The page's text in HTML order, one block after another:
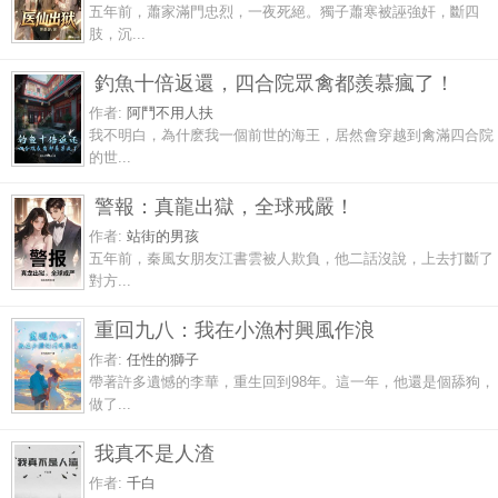
五年前，蕭家滿門忠烈，一夜死絕。獨子蕭寒被誣強奸，斷四
肢，沉...
釣魚十倍返還，四合院眾禽都羨慕瘋了！
作者: 阿鬥不用人扶
我不明白，為什麽我一個前世的海王，居然會穿越到禽滿四合院
的世...
警報：真龍出獄，全球戒嚴！
作者: 站街的男孩
五年前，秦風女朋友江書雲被人欺負，他二話沒說，上去打斷了
對方...
重回九八：我在小漁村興風作浪
作者: 任性的獅子
帶著許多遺憾的李華，重生回到98年。這一年，他還是個舔狗，
做了...
我真不是人渣
作者: 千白